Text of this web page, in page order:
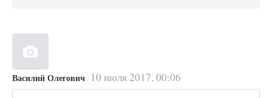
Василий Олегович 10 июля 2017, 00:06